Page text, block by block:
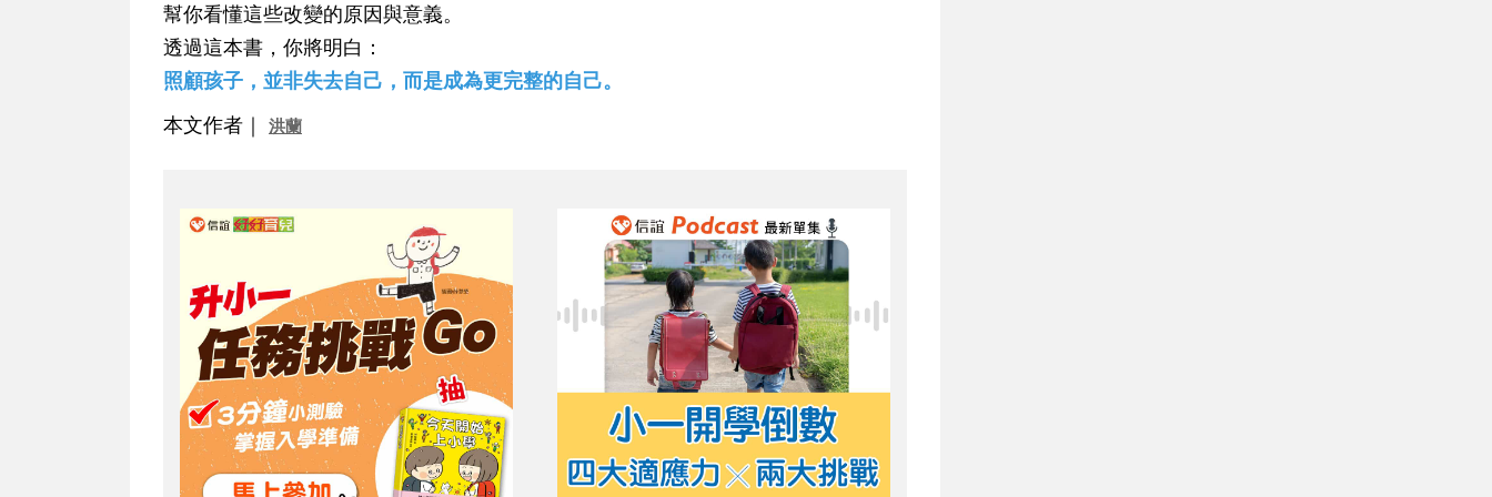
幫你看懂這些改變的原因與意義。
透過這本書，你將明白：
照顧孩子，並非失去自己，而是成為更完整的自己。
本文作者｜
洪蘭